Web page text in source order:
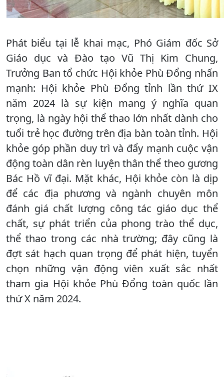
Phát biểu tại lễ khai mạc, Phó Giám đốc Sở
Giáo dục và Đào tạo Vũ Thị Kim Chung,
Trưởng Ban tổ chức Hội khỏe Phù Đổng nhấn
mạnh: Hội khỏe Phù Đổng tỉnh lần thứ IX
năm 2024 là sự kiện mang ý nghĩa quan
trọng, là ngày hội thể thao lớn nhất dành cho
tuổi trẻ học đường trên địa bàn toàn tỉnh. Hội
khỏe góp phần duy trì và đẩy mạnh cuộc vận
động toàn dân rèn luyện thân thể theo gương
Bác Hồ vĩ đại. Mặt khác, Hội khỏe còn là dịp
để các địa phương và ngành chuyên môn
đánh giá chất lượng công tác giáo dục thể
chất, sự phát triển của phong trào thể dục,
thể thao trong các nhà trường; đây cũng là
đợt sát hạch quan trọng để phát hiện, tuyển
chọn những vận động viên xuất sắc nhất
tham gia Hội khỏe Phù Đổng toàn quốc lần
thứ X năm 2024.